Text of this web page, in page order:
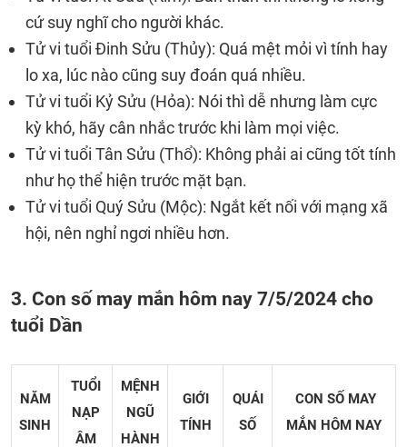
cứ suy nghĩ cho người khác.
Tử vi tuổi Đinh Sửu (Thủy): Quá mệt mỏi vì tính hay
lo xa, lúc nào cũng suy đoán quá nhiều.
Tử vi tuổi Kỷ Sửu (Hỏa): Nói thì dễ nhưng làm cực
kỳ khó, hãy cân nhắc trước khi làm mọi việc.
Tử vi tuổi Tân Sửu (Thổ): Không phải ai cũng tốt tính
như họ thể hiện trước mặt bạn.
Tử vi tuổi Quý Sửu (Mộc): Ngắt kết nối với mạng xã
hội, nên nghỉ ngơi nhiều hơn.
3. Con số may mắn hôm nay 7/5/2024 cho
tuổi Dần
NĂM
SINH
TUỔI
NẠP
ÂM
MỆNH
NGŨ
HÀNH
GIỚI
TÍNH
QUÁI
SỐ
CON SỐ MAY
MẮN HÔM NAY